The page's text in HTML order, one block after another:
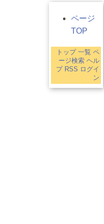
ページ
TOP
トップ 一覧 ペ
ージ検索 ヘル
プ RSS ログイ
ン